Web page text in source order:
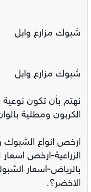
شبوك مزارع وابل
شبوك مزارع وابل
نهتم بأن تكون
الكربون ومطلية
ارخص انواع
الزراعية-ارخص
بالرياض-اسعار
الاخضر؟.